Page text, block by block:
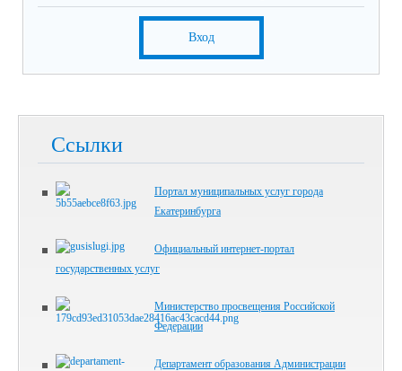
Вход
Ссылки
Портал муниципальных услуг города
Екатеринбурга
Официальный интернет-портал
государственных услуг
Министерство просвещения Российской
Федерации
Департамент образования Администрации